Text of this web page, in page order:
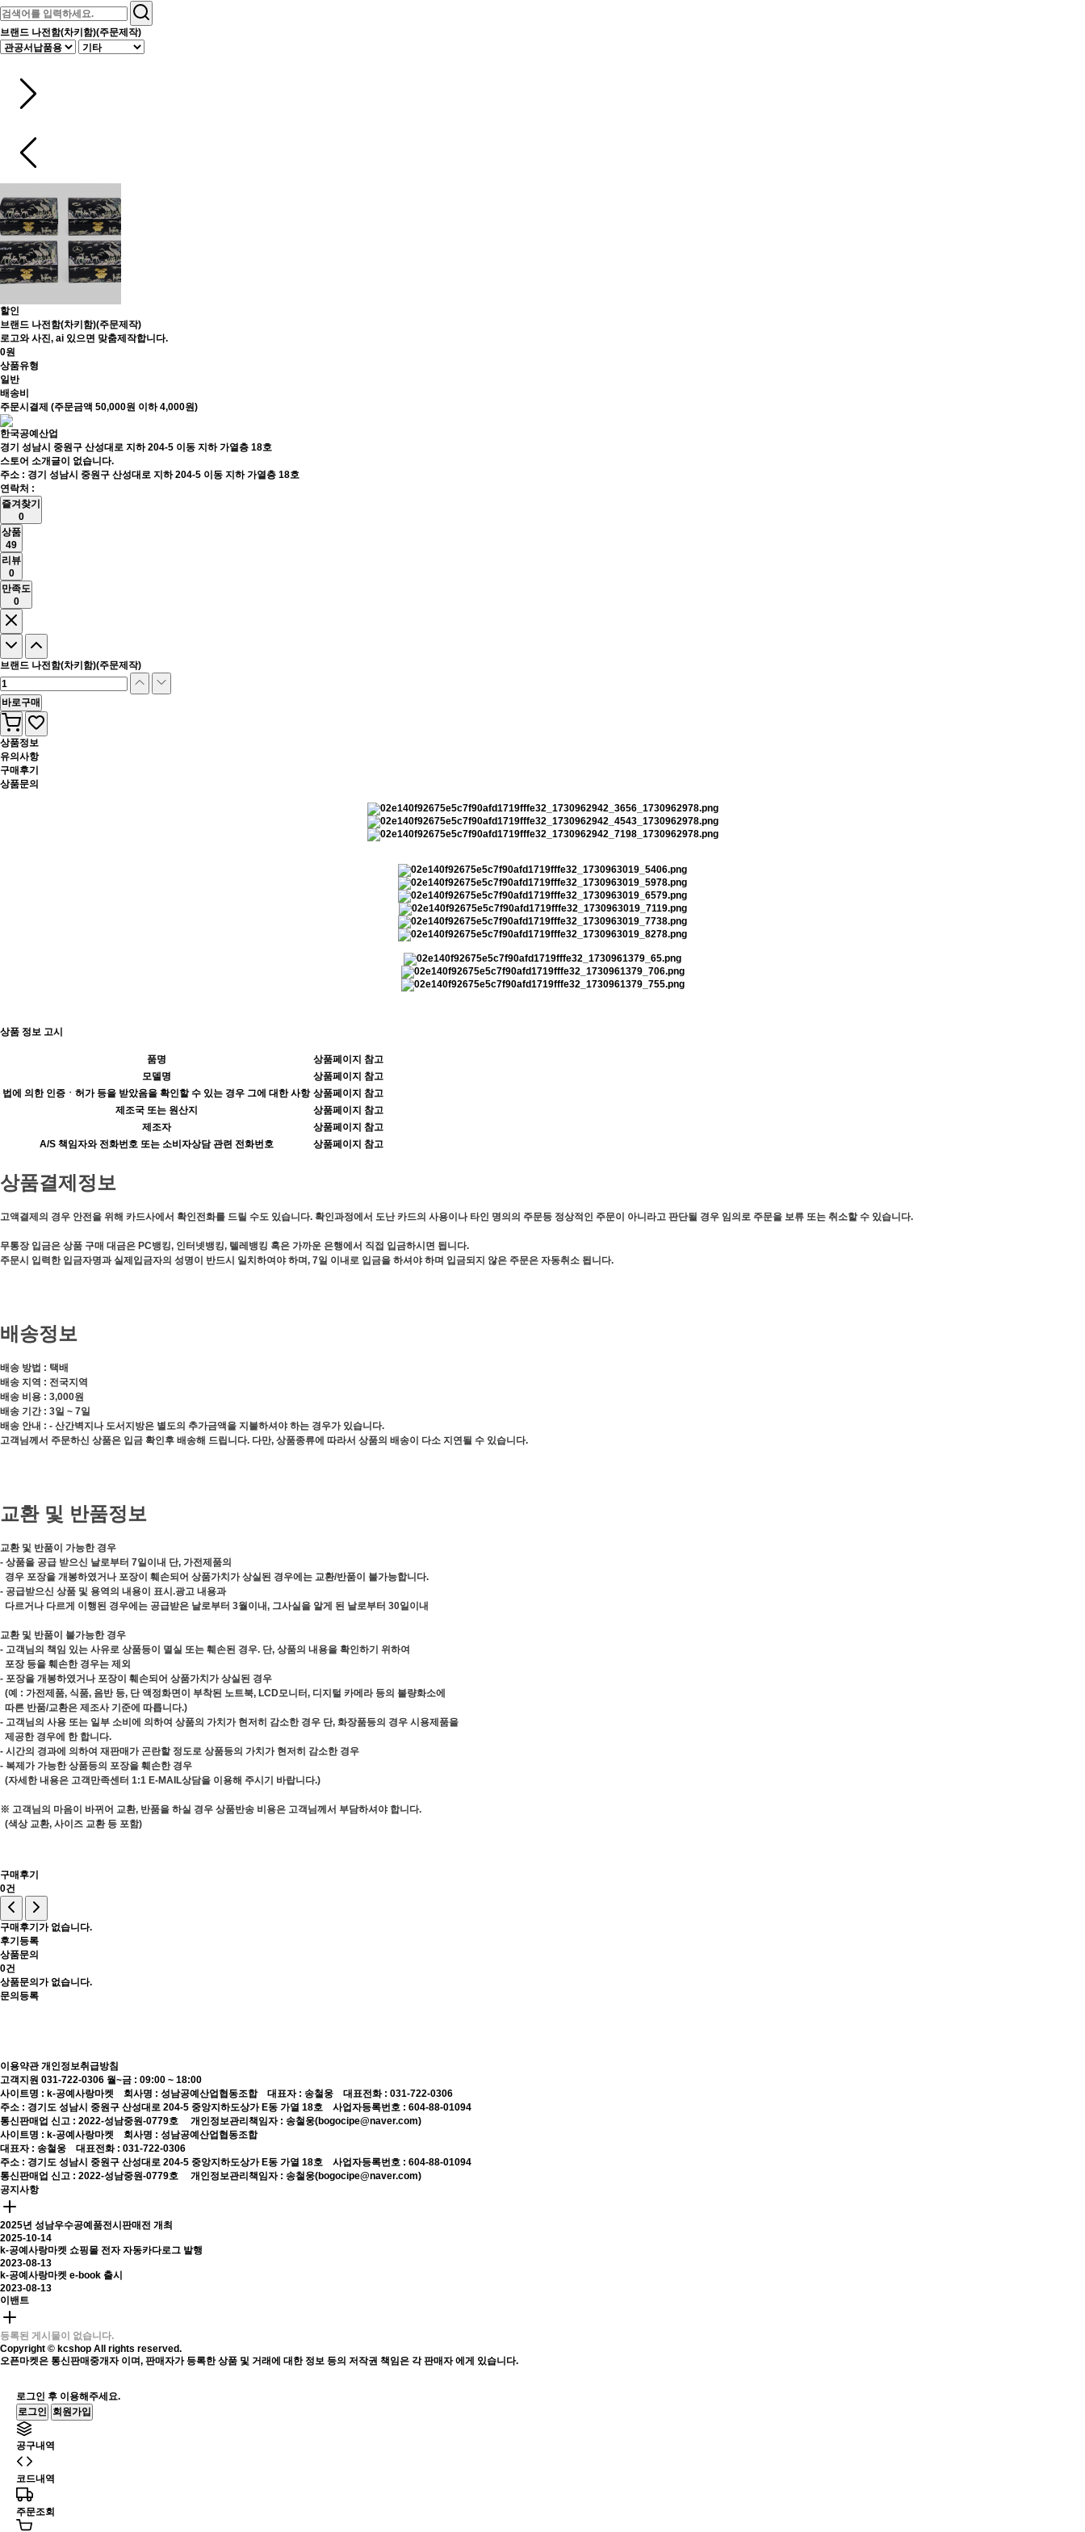
브랜드 나전함(차키함)(주문제작)
할인
브랜드 나전함(차키함)(주문제작)
로고와 사진, ai 있으면 맞춤제작합니다.
0원
상품유형
일반
배송비
주문시결제 (주문금액 50,000원 이하 4,000원)
한국공예산업
경기 성남시 중원구 산성대로 지하 204-5 이동 지하 가열층 18호
스토어 소개글이 없습니다.
주소 : 경기 성남시 중원구 산성대로 지하 204-5 이동 지하 가열층 18호
연락처 :
즐겨찾기
0
상품
49
리뷰
0
만족도
0
브랜드 나전함(차키함)(주문제작)
바로구매
상품정보
유의사항
구매후기
상품문의
상품 정보 고시
품명
상품페이지 참고
모델명
상품페이지 참고
법에 의한 인증ㆍ허가 등을 받았음을 확인할 수 있는 경우 그에 대한 사항 상품페이지 참고
제조국 또는 원산지
상품페이지 참고
제조자
상품페이지 참고
A/S 책임자와 전화번호 또는 소비자상담 관련 전화번호
상품페이지 참고
상품결제정보
고액결제의 경우 안전을 위해 카드사에서 확인전화를 드릴 수도 있습니다. 확인과정에서 도난 카드의 사용이나 타인 명의의 주문등 정상적인 주문이 아니라고 판단될 경우 임의로 주문을 보류 또는 취소할 수 있습니다.
무통장 입금은 상품 구매 대금은 PC뱅킹, 인터넷뱅킹, 텔레뱅킹 혹은 가까운 은행에서 직접 입금하시면 됩니다.
주문시 입력한 입금자명과 실제입금자의 성명이 반드시 일치하여야 하며, 7일 이내로 입금을 하셔야 하며 입금되지 않은 주문은 자동취소 됩니다.
배송정보
배송 방법 : 택배
배송 지역 : 전국지역
배송 비용 : 3,000원
배송 기간 : 3일 ~ 7일
배송 안내 : - 산간벽지나 도서지방은 별도의 추가금액을 지불하셔야 하는 경우가 있습니다.
고객님께서 주문하신 상품은 입금 확인후 배송해 드립니다. 다만, 상품종류에 따라서 상품의 배송이 다소 지연될 수 있습니다.
교환 및 반품정보
교환 및 반품이 가능한 경우
- 상품을 공급 받으신 날로부터 7일이내 단, 가전제품의
경우 포장을 개봉하였거나 포장이 훼손되어 상품가치가 상실된 경우에는 교환/반품이 불가능합니다.
- 공급받으신 상품 및 용역의 내용이 표시.광고 내용과
다르거나 다르게 이행된 경우에는 공급받은 날로부터 3월이내, 그사실을 알게 된 날로부터 30일이내
교환 및 반품이 불가능한 경우
- 고객님의 책임 있는 사유로 상품등이 멸실 또는 훼손된 경우. 단, 상품의 내용을 확인하기 위하여
포장 등을 훼손한 경우는 제외
- 포장을 개봉하였거나 포장이 훼손되어 상품가치가 상실된 경우
(예 : 가전제품, 식품, 음반 등, 단 액정화면이 부착된 노트북, LCD모니터, 디지털 카메라 등의 불량화소에
따른 반품/교환은 제조사 기준에 따릅니다.)
- 고객님의 사용 또는 일부 소비에 의하여 상품의 가치가 현저히 감소한 경우 단, 화장품등의 경우 시용제품을
제공한 경우에 한 합니다.
- 시간의 경과에 의하여 재판매가 곤란할 정도로 상품등의 가치가 현저히 감소한 경우
- 복제가 가능한 상품등의 포장을 훼손한 경우
(자세한 내용은 고객만족센터 1:1 E-MAIL상담을 이용해 주시기 바랍니다.)
※ 고객님의 마음이 바뀌어 교환, 반품을 하실 경우 상품반송 비용은 고객님께서 부담하셔야 합니다.
(색상 교환, 사이즈 교환 등 포함)
구매후기
0건
구매후기가 없습니다.
후기등록
상품문의
0건
상품문의가 없습니다.
문의등록
이용약관 개인정보취급방침
고객지원 031-722-0306 월~금 : 09:00 ~ 18:00
사이트명 : k-공예사랑마켓 회사명 : 성남공예산업협동조합 대표자 : 송철웅 대표전화 : 031-722-0306
주소 : 경기도 성남시 중원구 산성대로 204-5 중앙지하도상가 E동 가열 18호 사업자등록번호 : 604-88-01094
통신판매업 신고 : 2022-성남중원-0779호 개인정보관리책임자 : 송철웅(bogocipe@naver.com)
사이트명 : k-공예사랑마켓 회사명 : 성남공예산업협동조합
대표자 : 송철웅 대표전화 : 031-722-0306
주소 : 경기도 성남시 중원구 산성대로 204-5 중앙지하도상가 E동 가열 18호 사업자등록번호 : 604-88-01094
통신판매업 신고 : 2022-성남중원-0779호 개인정보관리책임자 : 송철웅(bogocipe@naver.com)
공지사항
2025년 성남우수공예품전시판매전 개최
2025-10-14
k-공예사랑마켓 쇼핑몰 전자 자동카다로그 발행
2023-08-13
k-공예사랑마켓 e-book 출시
2023-08-13
이밴트
등록된 게시물이 없습니다.
Copyright © kcshop All rights reserved.
오픈마켓은 통신판매중개자 이며, 판매자가 등록한 상품 및 거래에 대한 정보 등의 저작권 책임은 각 판매자 에게 있습니다.
로그인 후 이용해주세요.
로그인
회원가입
공구내역
코드내역
주문조회